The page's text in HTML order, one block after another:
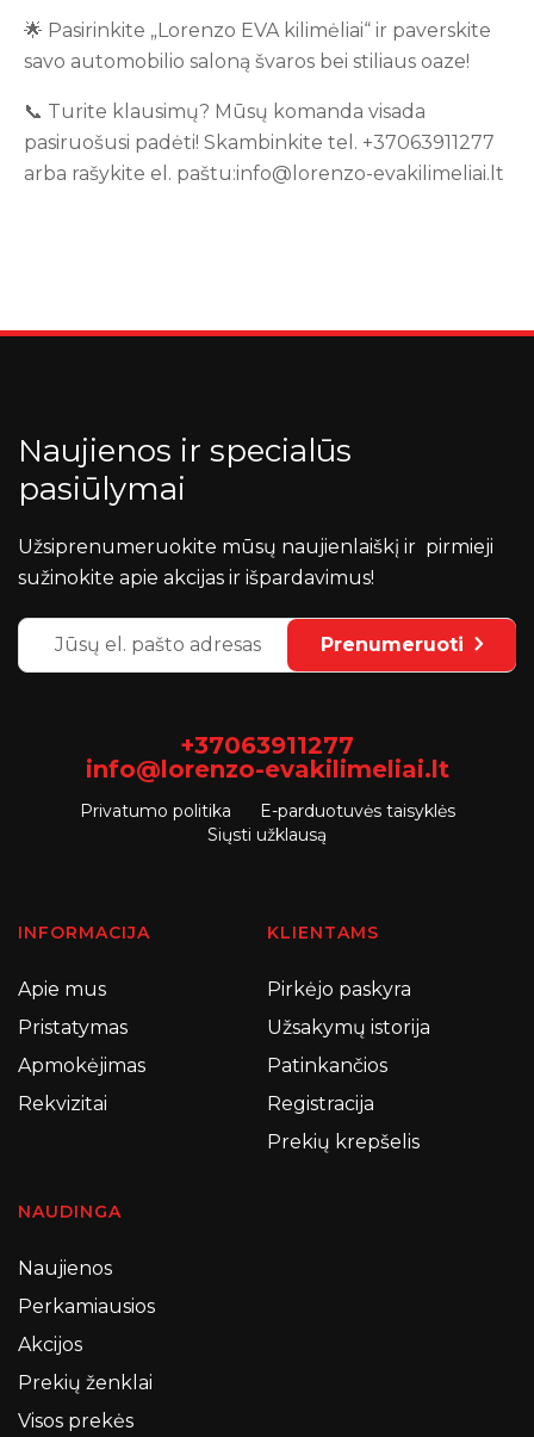
🌟 Pasirinkite „Lorenzo EVA kilimėliai“ ir paverskite
savo automobilio saloną švaros bei stiliaus oaze!
📞 Turite klausimų? Mūsų komanda visada
pasiruošusi padėti! Skambinkite tel. +37063911277
arba rašykite el. paštu:info@lorenzo-evakilimeliai.lt
Naujienos ir specialūs
pasiūlymai
Užsiprenumeruokite mūsų naujienlaiškį ir pirmieji
sužinokite apie akcijas ir išpardavimus!
Prenumeruoti
+37063911277
info@lorenzo-evakilimeliai.lt
Privatumo politika
E-parduotuvės taisyklės
Siųsti užklausą
INFORMACIJA
Apie mus
Pristatymas
Apmokėjimas
Rekvizitai
KLIENTAMS
Pirkėjo paskyra
Užsakymų istorija
Patinkančios
Registracija
Prekių krepšelis
NAUDINGA
Naujienos
Perkamiausios
Akcijos
Prekių ženklai
Visos prekės